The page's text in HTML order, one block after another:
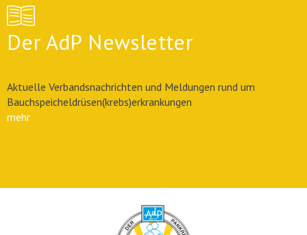
Der AdP Newsletter
Aktuelle Verbandsnachrichten und Meldungen rund um
Bauchspeicheldrüsen(krebs)erkrankungen
mehr